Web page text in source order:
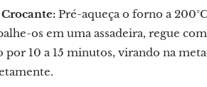
Pré-aqueça o forno a
os em uma assadeira, regue
por 10 a 15 minutos, virando na